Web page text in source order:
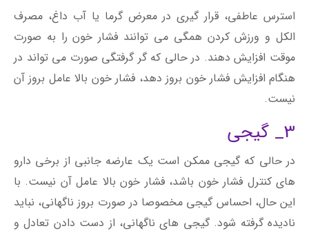
استرس عاطفی، قرار گیری در معرض گرما یا آب داغ، مصرف
الکل و ورزش کردن همگی می توانند فشار خون را به صورت
موقت افزایش دهند. در حالی که گر گرفتگی صورت می تواند در
هنگام افزایش فشار خون بروز دهد، فشار خون بالا عامل بروز آن
نیست.
3_ گیجی
در حالی که گیجی ممکن است یک عارضه جانبی از برخی دارو
های کنترل فشار خون باشد، فشار خون بالا عامل آن نیست. با
این حال، احساس گیجی مخصوصا در صورت بروز ناگهانی، نباید
نادیده گرفته شود. گیجی های ناگهانی، از دست دادن تعادل و